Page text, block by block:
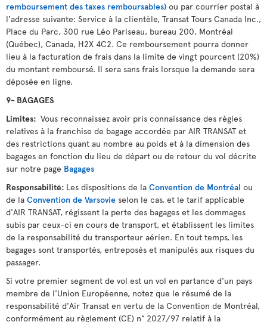
remboursement des taxes remboursables) ou par courrier postal à
l'adresse suivante: Service à la clientèle, Transat Tours Canada Inc.,
Place du Parc, 300 rue Léo Pariseau, bureau 200, Montréal
(Québec), Canada, H2X 4C2. Ce remboursement pourra donner
lieu à la facturation de frais dans la limite de vingt pourcent (20%)
du montant remboursé. Il sera sans frais lorsque la demande sera
déposée en ligne.
9- BAGAGES
Limites: Vous reconnaissez avoir pris connaissance des règles
relatives à la franchise de bagage accordée par AIR TRANSAT et
des restrictions quant au nombre au poids et à la dimension des
bagages en fonction du lieu de départ ou de retour du vol décrite
sur notre page Bagages
Responsabilité: Les dispositions de la Convention de Montréal ou
de la Convention de Varsovie selon le cas, et le tarif applicable
d'AIR TRANSAT, régissent la perte des bagages et les dommages
subis par ceux-ci en cours de transport, et établissent les limites
de la responsabilité du transporteur aérien. En tout temps, les
bagages sont transportés, entreposés et manipulés aux risques du
passager.
Si votre premier segment de vol est un vol en partance d'un pays
membre de l'Union Européenne, notez que le résumé de la
responsabilité d'Air Transat en vertu de la Convention de Montréal,
conformément au règlement (CE) n° 2027/97 relatif à la